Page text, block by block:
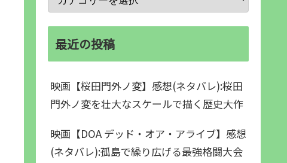
最近の投稿
映画【桜田門外ノ変】感想(ネタバレ):桜田
門外ノ変を壮大なスケールで描く歴史大作
映画【DOA デッド・オア・アライブ】感想
(ネタバレ):孤島で繰り広げる最強格闘大会